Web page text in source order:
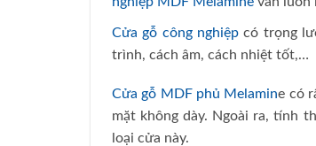
Cửa gỗ công nghiệp có trọng
trình, cách âm, cách nhiệt tốt,…
Cửa gỗ MDF phủ Melamine có
mặt không dày. Ngoài ra, tính
loại cửa này.